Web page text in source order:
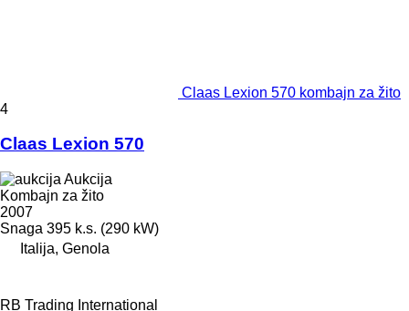
Claas Lexion 570 kombajn za žito
4
Claas Lexion 570
Aukcija
Kombajn za žito
2007
Snaga 395 k.s. (290 kW)
Italija, Genola
RB Trading International